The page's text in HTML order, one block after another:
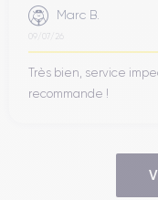
Marc B.
09/07/26
Très bien, service
recommande !